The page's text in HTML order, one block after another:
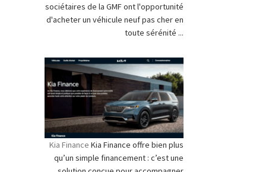
sociétaires de la GMF ont l'opportunité
d'acheter un véhicule neuf pas cher en
toute sérénité ...
Kia Finance Kia Finance offre bien plus
qu’un simple financement : c’est une